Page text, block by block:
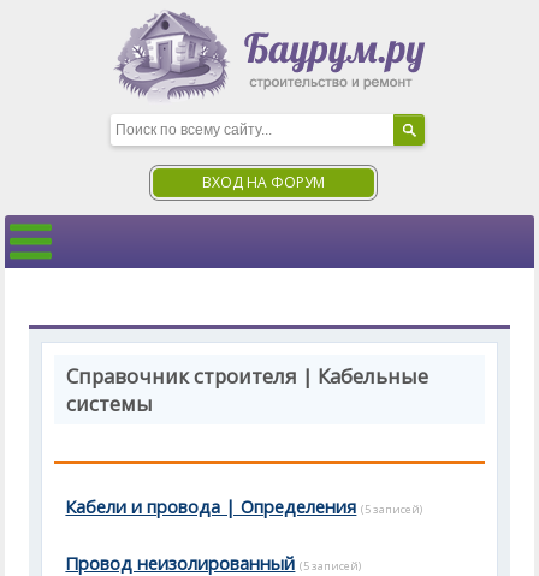
ВХОД НА ФОРУМ
Справочник строителя | Кабельные
системы
Кабели и провода | Определения (5 записей)
Провод неизолированный (5 записей)